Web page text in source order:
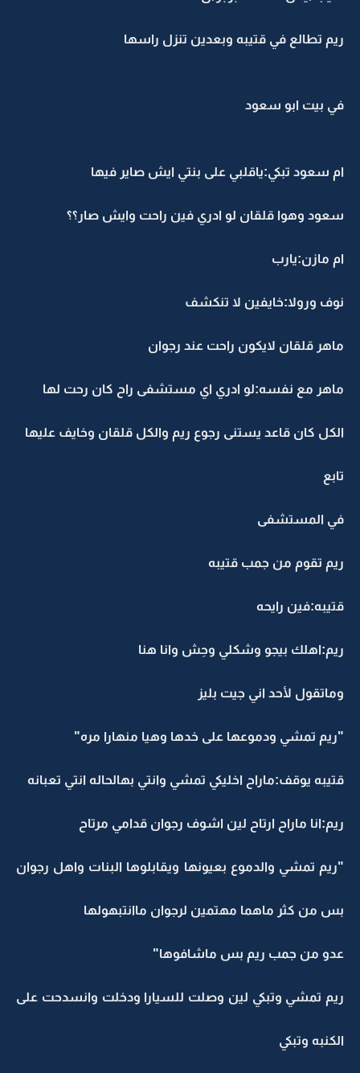
ريم تطالع في قتيبه وبعدين تنزل راسها
في بيت ابو سعود
ام سعود تبكي:ياقلبي على بنتي ايش صاير فيها
سعود وهوا قلقان لو ادري فين راحت وايش صار؟؟
ام مازن:يارب
نوف ورولا:خايفين لا تنكشف
ماهر قلقان لايكون راحت عند رجوان
ماهر مع نفسه:لو ادري اي مستشفى راح كان رحت لها
الكل كان قاعد يستنى رجوع ريم والكل قلقان وخايف عليها
تابع
في المستشفى
ريم تقوم من جمب قتيبه
قتيبه:فين رايحه
ريم:اهلك بيجو وشكلي وحِش وانا هنا
وماتقول لأحد اني جيت بليز
"ريم تمشي ودموعها على خدها وهيا منهارا مره"
قتيبه يوقف:ماراح اخليكي تمشي وانتي بهالحاله انتي تعبانه
ريم:انا ماراح ارتاح لين اشوف رجوان قدامي مرتاح
"ريم تمشي والدموع بعيونها ويقابلوها البنات واهل رجوان
بس من كثر ماهما مهتمين لرجوان ماانتبهولها
عدو من جمب ريم بس ماشافوها"
ريم تمشي وتبكي لين وصلت للسيارا ودخلت وانسدحت على
الكنبه وتبكي